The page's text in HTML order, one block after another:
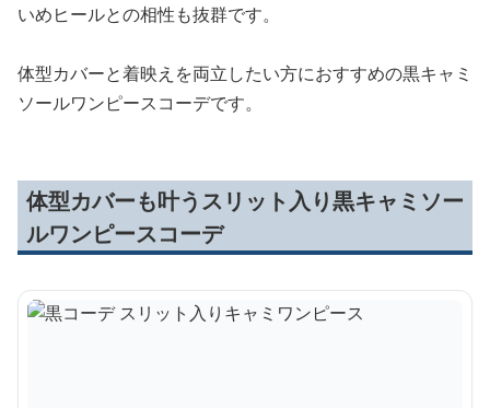
いめヒールとの相性も抜群です。
体型カバーと着映えを両立したい方におすすめの黒キャミ
ソールワンピースコーデです。
体型カバーも叶うスリット入り黒キャミソー
ルワンピースコーデ